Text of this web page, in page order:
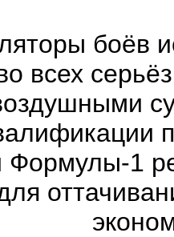
боёв
всех
Формулы-1